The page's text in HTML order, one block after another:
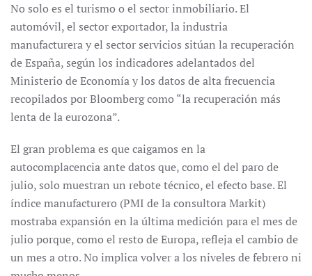
No solo es el turismo o el sector inmobiliario. El
automóvil, el sector exportador, la industria
manufacturera y el sector servicios sitúan la recuperación
de España, según los indicadores adelantados del
Ministerio de Economía y los datos de alta frecuencia
recopilados por Bloomberg como “la recuperación más
lenta de la eurozona”.
El gran problema es que caigamos en la
autocomplacencia ante datos que, como el del paro de
julio, solo muestran un rebote técnico, el efecto base. El
índice manufacturero (PMI de la consultora Markit)
mostraba expansión en la última medición para el mes de
julio porque, como el resto de Europa, refleja el cambio de
un mes a otro. No implica volver a los niveles de febrero ni